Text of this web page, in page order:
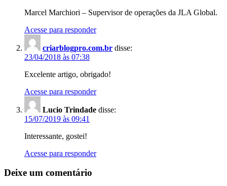
Marcel Marchiori – Supervisor de operações da JLA Global.
Acesse para responder
criarblogpro.com.br disse:
23/04/2018 às 07:38
Excelente artigo, obrigado!
Acesse para responder
Lucio Trindade disse:
15/07/2019 às 09:41
Interessante, gostei!
Acesse para responder
Deixe um comentário